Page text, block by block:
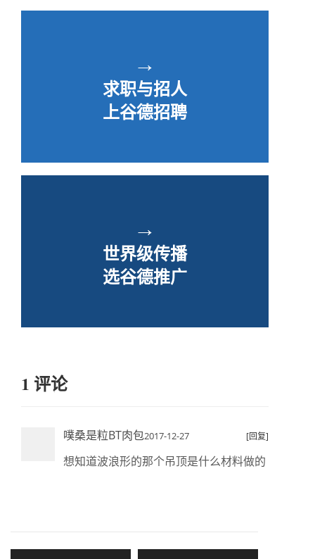
→
求职与招人
上谷德招聘
→
世界级传播
选谷德推广
1 评论
噗桑是粒BT肉包2017-12-27 [回复]
想知道波浪形的那个吊顶是什么材料做的